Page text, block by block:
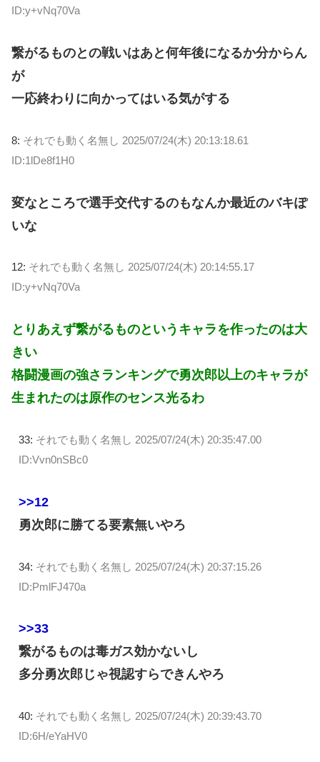
ID:y+vNq70Va
繋がるものとの戦いはあと何年後になるか分からん
が
一応終わりに向かってはいる気がする
8: それでも動く名無し 2025/07/24(木) 20:13:18.61
ID:1lDe8f1H0
変なところで選手交代するのもなんか最近のバキぽ
いな
12: それでも動く名無し 2025/07/24(木) 20:14:55.17
ID:y+vNq70Va
とりあえず繋がるものというキャラを作ったのは大
きい
格闘漫画の強さランキングで勇次郎以上のキャラが
生まれたのは原作のセンス光るわ
33: それでも動く名無し 2025/07/24(木) 20:35:47.00
ID:Vvn0nSBc0
>>12
勇次郎に勝てる要素無いやろ
34: それでも動く名無し 2025/07/24(木) 20:37:15.26
ID:PmlFJ470a
>>33
繋がるものは毒ガス効かないし
多分勇次郎じゃ視認すらできんやろ
40: それでも動く名無し 2025/07/24(木) 20:39:43.70
ID:6H/eYaHV0